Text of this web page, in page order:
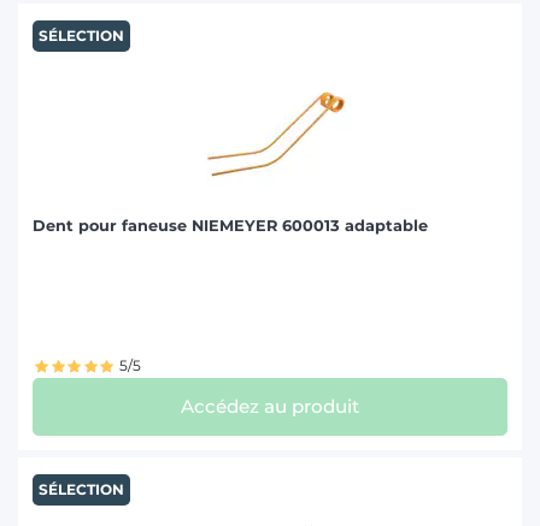
SÉLECTION
Dent pour faneuse NIEMEYER 600013 adaptable
5/5
Accédez au produit
SÉLECTION